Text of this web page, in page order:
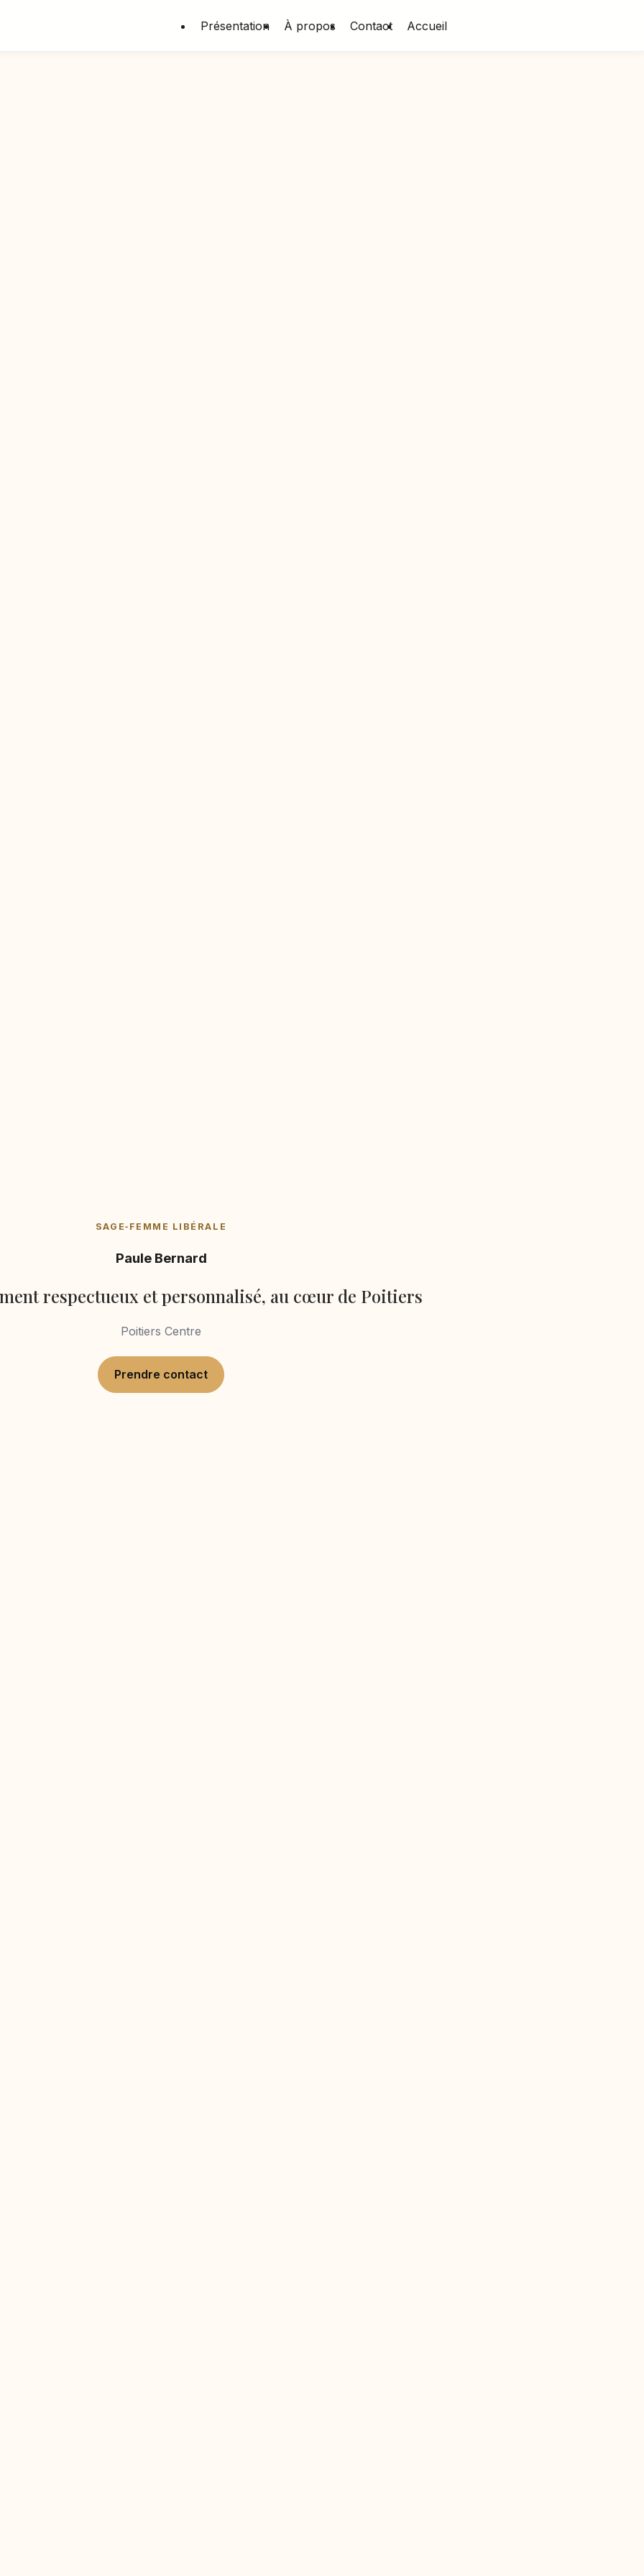
Présentation À propos Contact Accueil
SAGE‑FEMME LIBÉRALE
Paule Bernard
respectueux et personnalisé, au cœur de Poitiers
Poitiers Centre
Prendre contact